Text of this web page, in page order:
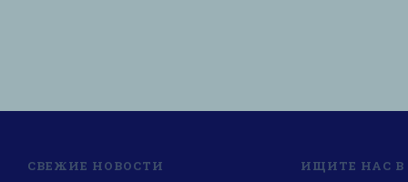
СВЕЖИЕ НОВОСТИ
ИЩИТЕ НАС В